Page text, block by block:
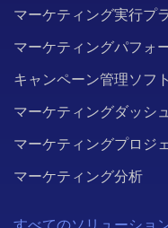
マーケティング実行プ
マーケティングパフォ
キャンペーン管理ソフ
マーケティングダッシ
マーケティングプロジ
マーケティング分析
すべてのソリューショ